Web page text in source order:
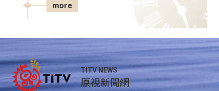
more
TITV NEWS
原視新聞網